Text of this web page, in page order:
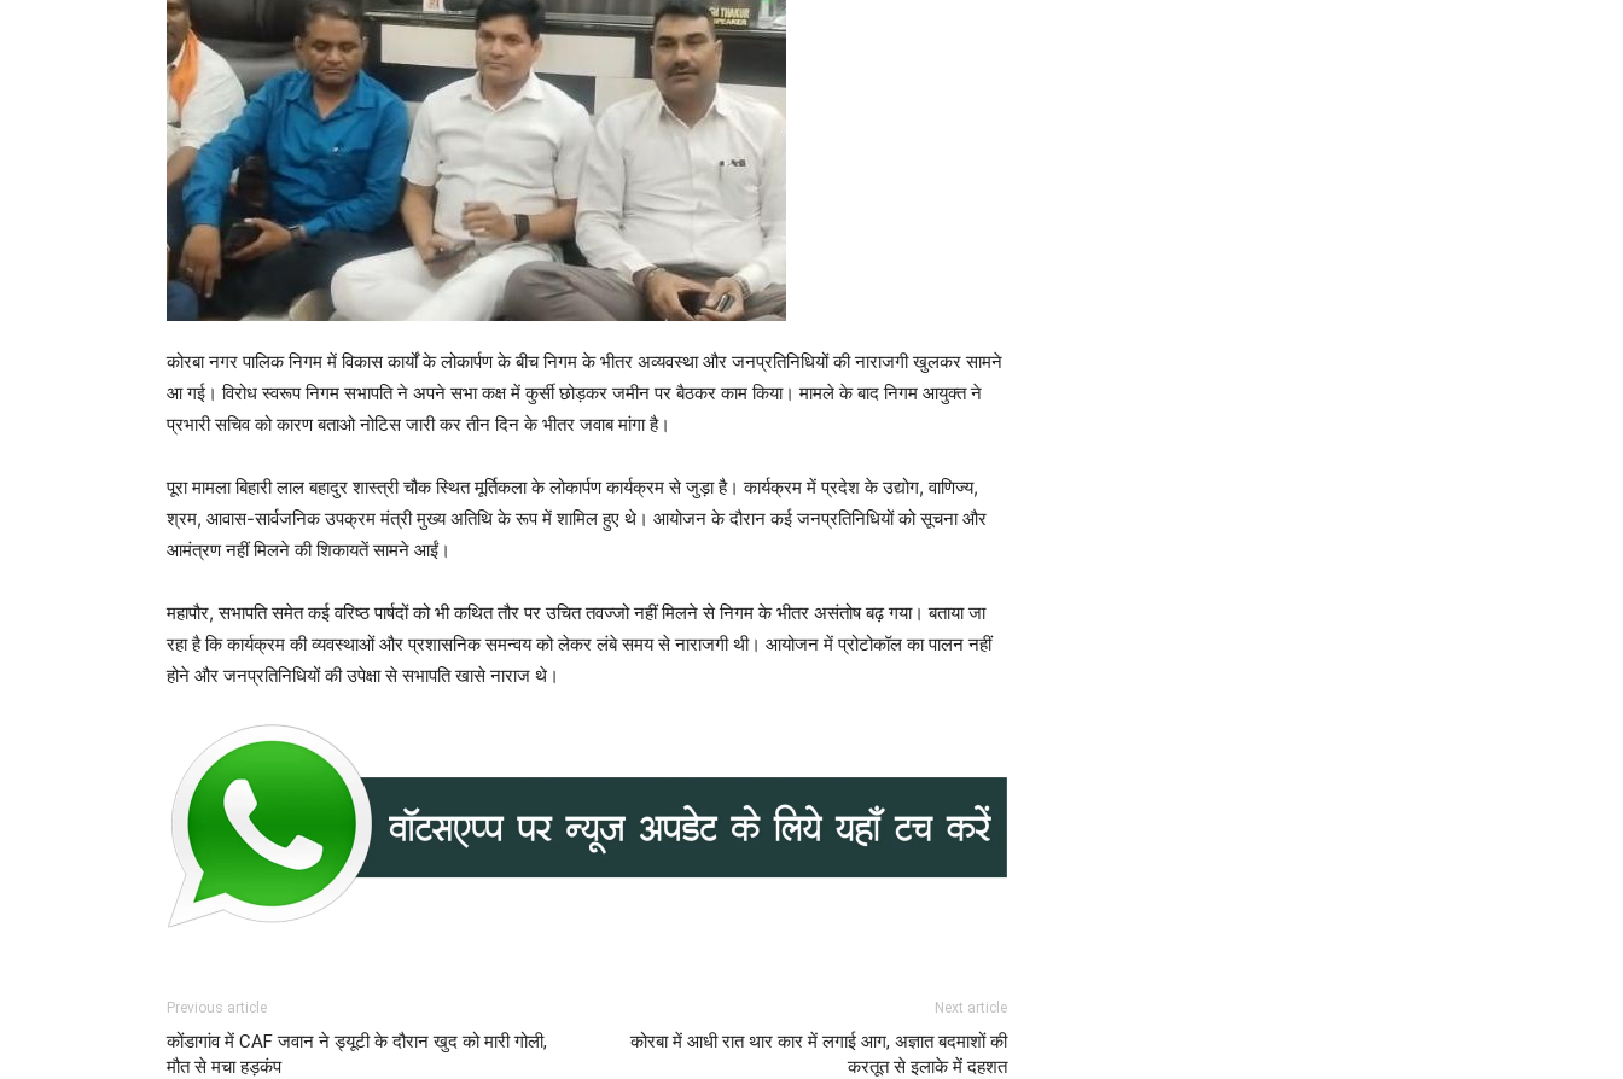
कोरबा नगर पालिक निगम में विकास कार्यों के लोकार्पण के बीच निगम के भीतर अव्यवस्था और जनप्रतिनिधियों की नाराजगी खुलकर सामने
आ गई। विरोध स्वरूप निगम सभापति ने अपने सभा कक्ष में कुर्सी छोड़कर जमीन पर बैठकर काम किया। मामले के बाद निगम आयुक्त ने
प्रभारी सचिव को कारण बताओ नोटिस जारी कर तीन दिन के भीतर जवाब मांगा है।
पूरा मामला बिहारी लाल बहादुर शास्त्री चौक स्थित मूर्तिकला के लोकार्पण कार्यक्रम से जुड़ा है। कार्यक्रम में प्रदेश के उद्योग, वाणिज्य,
श्रम, आवास-सार्वजनिक उपक्रम मंत्री मुख्य अतिथि के रूप में शामिल हुए थे। आयोजन के दौरान कई जनप्रतिनिधियों को सूचना और
आमंत्रण नहीं मिलने की शिकायतें सामने आईं।
महापौर, सभापति समेत कई वरिष्ठ पार्षदों को भी कथित तौर पर उचित तवज्जो नहीं मिलने से निगम के भीतर असंतोष बढ़ गया। बताया जा
रहा है कि कार्यक्रम की व्यवस्थाओं और प्रशासनिक समन्वय को लेकर लंबे समय से नाराजगी थी। आयोजन में प्रोटोकॉल का पालन नहीं
होने और जनप्रतिनिधियों की उपेक्षा से सभापति खासे नाराज थे।
Previous article
कोंडागांव में CAF जवान ने ड्यूटी के दौरान खुद को मारी गोली,
मौत से मचा हड़कंप
Next article
कोरबा में आधी रात थार कार में लगाई आग, अज्ञात बदमाशों की
करतूत से इलाके में दहशत